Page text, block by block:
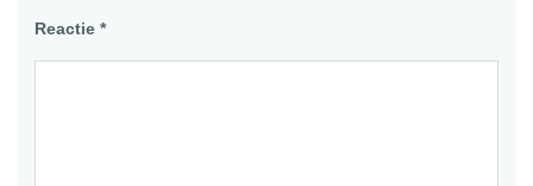
Reactie *